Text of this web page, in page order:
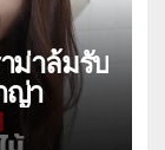
ม่าล้มรับ
ญ่า